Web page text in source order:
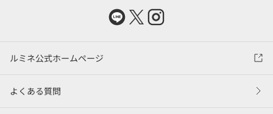
ルミネ公式ホームページ
よくある質問